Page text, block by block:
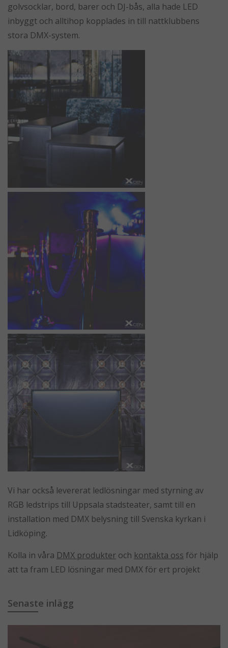
golvsocklar, bord, barer och DJ-bås, alla hade LED
inbyggt och alltihop kopplades in till nattklubbens
stora DMX-system.
Vi har också levererat ledlösningar med styrning av
RGB ledstrips till Uppsala stadsteater, samt till en
installation med DMX belysning till Svenska kyrkan i
Lidköping.
Kolla in våra DMX produkter och kontakta oss för hjälp
att ta fram LED lösningar med DMX för ert projekt
Senaste inlägg